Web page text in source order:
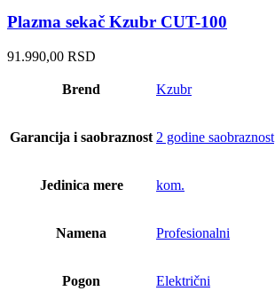
Plazma sekač Kzubr CUT-100
91.990,00 RSD
Brend Kzubr
Garancija i saobraznost 2 godine saobraznost
Jedinica mere kom.
Namena Profesionalni
Pogon Električni